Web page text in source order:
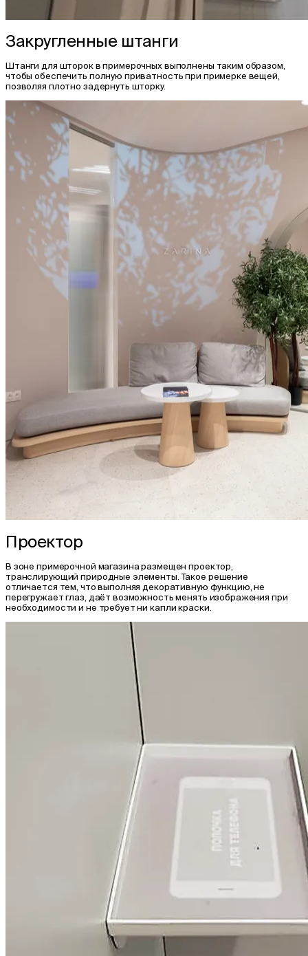
Закругленные штанги
Штанги для шторок в примерочных выполнены таким образом,
чтобы обеспечить полную приватность при примерке вещей,
позволяя плотно задернуть шторку.
Проектор
В зоне примерочной магазина размещен проектор,
транслирующий природные элементы. Такое решение
отличается тем, что выполняя декоративную функцию, не
перегружает глаз, даёт возможность менять изображения при
необходимости и не требует ни капли краски.